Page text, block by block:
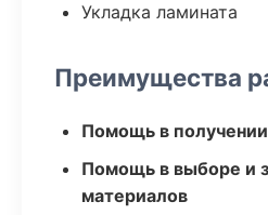
Укладка ламината
Преимущества
Помощь в
Помощь в выборе и
материалов